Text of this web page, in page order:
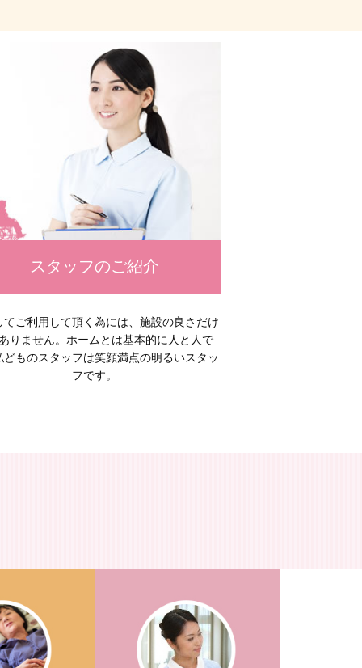
スタッフのご紹介
てご利用して頂く為には、施設の良さだけ
りません。ホームとは基本的に人と人で
どものスタッフは笑顔満点の明るいスタッ
フです。